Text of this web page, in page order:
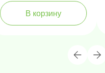
В корзину